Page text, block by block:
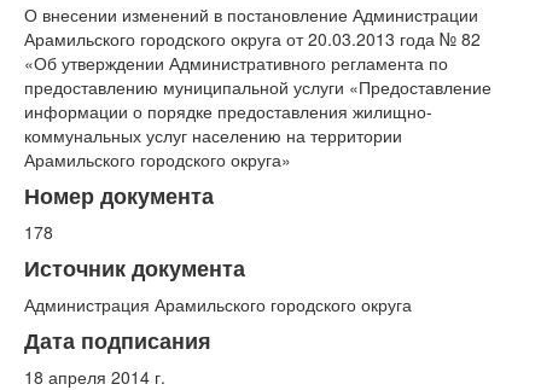
О внесении изменений в постановление Администрации
Арамильского городского округа от 20.03.2013 года № 82
«Об утверждении Административного регламента по
предоставлению муниципальной услуги «Предоставление
информации о порядке предоставления жилищно-
коммунальных услуг населению на территории
Арамильского городского округа»
Номер документа
178
Источник документа
Администрация Арамильского городского округа
Дата подписания
18 апреля 2014 г.